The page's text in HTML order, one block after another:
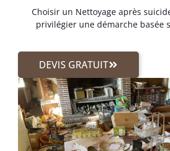
Choisir un Nettoyage après
privilégier une démarche basée
DEVIS GRATUIT